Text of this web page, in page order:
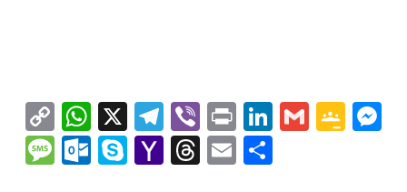
C
o
p
W
h
at
X T
el
e
Vi
b
er
Pr
in
t
Li
n
k
G G M
M O S Y T E S